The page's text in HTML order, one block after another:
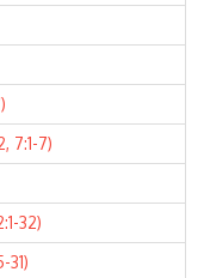
7:1-7)
32)
31)